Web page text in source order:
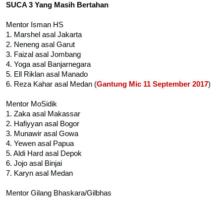
SUCA 3 Yang Masih Bertahan
Mentor Isman HS
1. Marshel asal Jakarta
2. Neneng asal Garut
3. Faizal asal Jombang
4. Yoga asal Banjarnegara
5. Ell Riklan asal Manado
6. Reza Kahar asal Medan (Gantung Mic 11 September 2017)
Mentor MoSidik
1. Zaka asal Makassar
2. Hafiyyan asal Bogor
3. Munawir asal Gowa
4. Yewen asal Papua
5. Aldi Hard asal Depok
6. Jojo asal Binjai
7. Karyn asal Medan
Mentor Gilang Bhaskara/Gilbhas